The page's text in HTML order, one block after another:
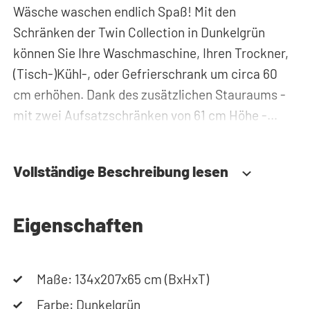
Wäsche waschen endlich Spaß! Mit den
Schränken der Twin Collection in Dunkelgrün
können Sie Ihre Waschmaschine, Ihren Trockner,
(Tisch-)Kühl-, oder Gefrierschrank um circa 60
cm erhöhen. Dank des zusätzlichen Stauraums -
mit zwei Aufsatzschränken von 61 cm Höhe -
diese immer griffbereit. Zudem werden alle Rohre
Waschmaschine und Trockner versteckt. Somit
sorgt der Waschmaschinenschrank für einen
Durch die spezielle Konstruktion des Gehäuses
Vollständige Beschreibung lesen
Eigenschaften
Maße: 134x207x65 cm (BxHxT)
Farbe: Dunkelgrün